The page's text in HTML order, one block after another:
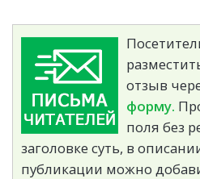
отзыв
форму.
поля без
заголовке суть, в
публикации можно